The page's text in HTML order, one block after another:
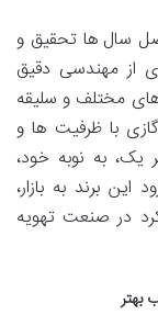
سال ها تحقیق و
از مهندسی دقیق
های مختلف و سلیقه
با ظرفیت ها و
یک، به نوبه خود،
برند به بازار،
در صنعت تهویه
بهتر